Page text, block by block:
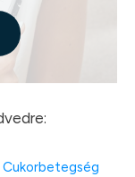
Cukorbetegség